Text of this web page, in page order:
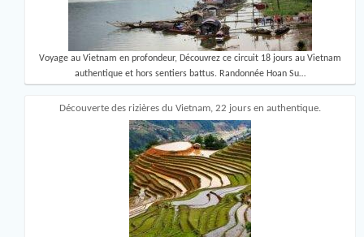
Voyage au Vietnam en profondeur, Découvrez ce circuit 18 jours au Vietnam
authentique et hors sentiers battus. Randonnée Hoan Su…
Découverte des rizières du Vietnam, 22 jours en authentique.